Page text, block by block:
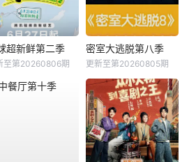
超新鲜第二季
至第20260806期
密室大逃脱第八季
更新至第20260805期